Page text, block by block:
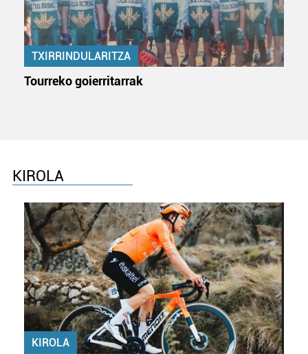
TXIRRINDULARITZA
Tourreko goierritarrak
KIROLA
KIROLA